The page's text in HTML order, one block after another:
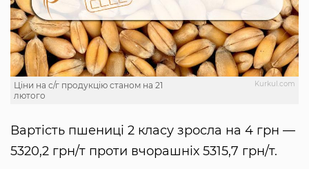
Kurkul.com
Ціни на с/г продукцію станом на 21
лютого
Вартість пшениці 2 класу зросла на 4 грн —
5320,2 грн/т проти вчорашніх 5315,7 грн/т.